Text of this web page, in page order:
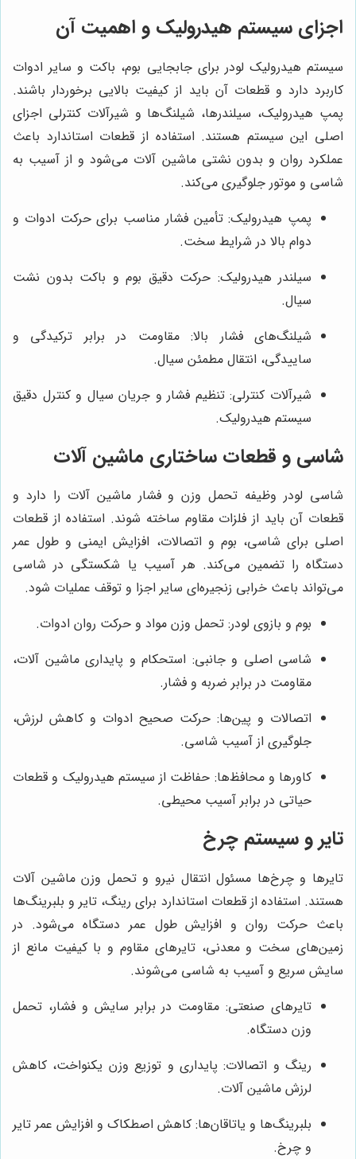
اجزای سیستم هیدرولیک و اهمیت آن
سیستم هیدرولیک لودر برای جابجایی بوم، باکت و سایر ادوات
کاربرد دارد و قطعات آن باید از کیفیت بالایی برخوردار باشند.
پمپ هیدرولیک، سیلندرها، شیلنگ‌ها و شیرآلات کنترلی اجزای
اصلی این سیستم هستند. استفاده از قطعات استاندارد باعث
عملکرد روان و بدون نشتی ماشین آلات می‌شود و از آسیب به
شاسی و موتور جلوگیری می‌کند.
پمپ هیدرولیک: تأمین فشار مناسب برای حرکت ادوات و
دوام بالا در شرایط سخت.
سیلندر هیدرولیک: حرکت دقیق بوم و باکت بدون نشت
سیال.
شیلنگ‌های فشار بالا: مقاومت در برابر ترکیدگی و
ساییدگی، انتقال مطمئن سیال.
شیرآلات کنترلی: تنظیم فشار و جریان سیال و کنترل دقیق
سیستم هیدرولیک.
شاسی و قطعات ساختاری ماشین آلات
شاسی لودر وظیفه تحمل وزن و فشار ماشین آلات را دارد و
قطعات آن باید از فلزات مقاوم ساخته شوند. استفاده از قطعات
اصلی برای شاسی، بوم و اتصالات، افزایش ایمنی و طول عمر
دستگاه را تضمین می‌کند. هر آسیب یا شکستگی در شاسی
می‌تواند باعث خرابی زنجیره‌ای سایر اجزا و توقف عملیات شود.
بوم و بازوی لودر: تحمل وزن مواد و حرکت روان ادوات.
شاسی اصلی و جانبی: استحکام و پایداری ماشین آلات،
مقاومت در برابر ضربه و فشار.
اتصالات و پین‌ها: حرکت صحیح ادوات و کاهش لرزش،
جلوگیری از آسیب شاسی.
کاورها و محافظ‌ها: حفاظت از سیستم هیدرولیک و قطعات
حیاتی در برابر آسیب محیطی.
تایر و سیستم چرخ
تایرها و چرخ‌ها مسئول انتقال نیرو و تحمل وزن ماشین آلات
هستند. استفاده از قطعات استاندارد برای رینگ، تایر و بلبرینگ‌ها
باعث حرکت روان و افزایش طول عمر دستگاه می‌شود. در
زمین‌های سخت و معدنی، تایرهای مقاوم و با کیفیت مانع از
سایش سریع و آسیب به شاسی می‌شوند.
تایرهای صنعتی: مقاومت در برابر سایش و فشار، تحمل
وزن دستگاه.
رینگ و اتصالات: پایداری و توزیع وزن یکنواخت، کاهش
لرزش ماشین آلات.
بلبرینگ‌ها و یاتاقان‌ها: کاهش اصطکاک و افزایش عمر تایر
و چرخ.